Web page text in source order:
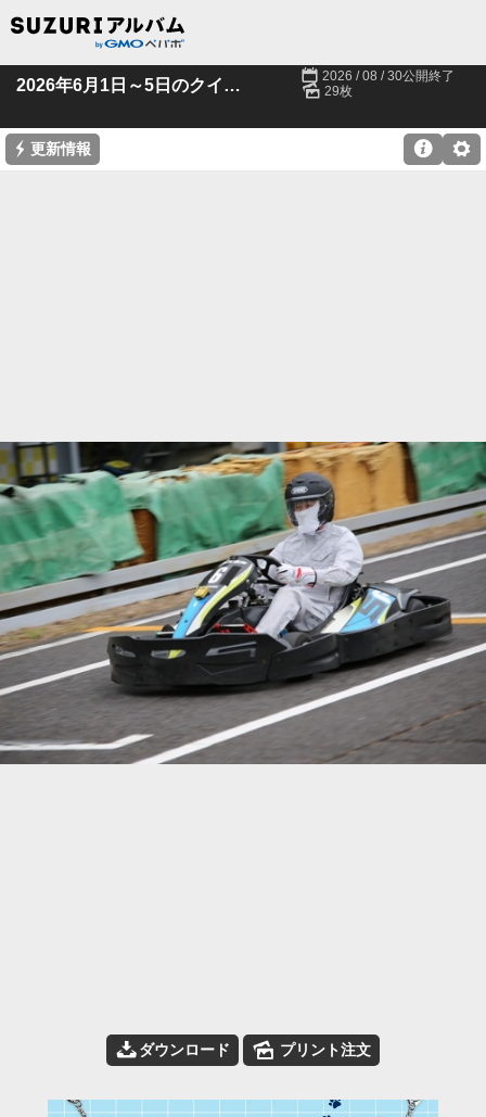
2026年6月1日～5日のクイック潮来 📅 2026 / 08 / 30公開終了
🌄 29枚
⚡ 更新情報 ⚙

📥ダウンロード 🌄 プリント注文